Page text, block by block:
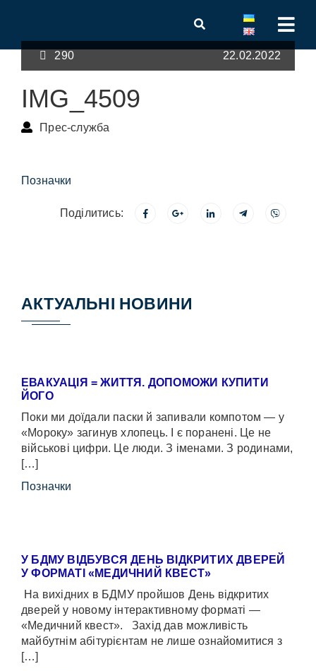
290 22.02.2022
IMG_4509
Прес-служба
Позначки
Поділитись:
АКТУАЛЬНІ НОВИНИ
ЕВАКУАЦІЯ = ЖИТТЯ. ДОПОМОЖИ КУПИТИ
ЙОГО
Поки ми доїдали паски й запивали компотом — у
«Мороку» загинув хлопець. І є поранені. Це не
військові цифри. Це люди. З іменами. З родинами,
[…]
Позначки
У БДМУ ВІДБУВСЯ ДЕНЬ ВІДКРИТИХ ДВЕРЕЙ
У ФОРМАТІ «МЕДИЧНИЙ КВЕСТ»
На вихідних в БДМУ пройшов День відкритих
дверей у новому інтерактивному форматі —
«Медичний квест». Захід дав можливість
майбутнім абітурієнтам не лише ознайомитися з
[…]